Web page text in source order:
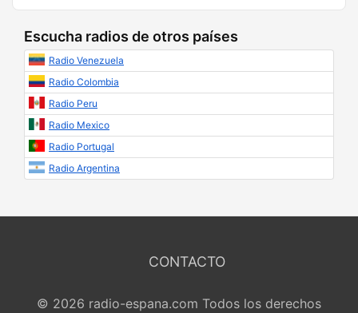
Escucha radios de otros países
Radio Venezuela
Radio Colombia
Radio Peru
Radio Mexico
Radio Portugal
Radio Argentina
CONTACTO
© 2026 radio-espana.com Todos los derechos